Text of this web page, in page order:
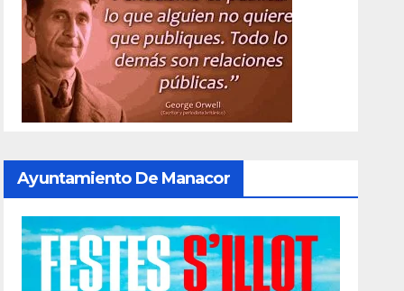
Ayuntamiento De Manacor